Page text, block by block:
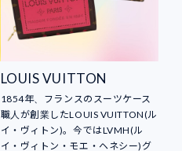
LOUIS VUITTON
1854年、フランスのスーツケース
職人が創業したLOUIS VUITTON(ル
イ・ヴィトン)。今ではLVMH(ル
イ・ヴィトン・モエ・ヘネシー)グ